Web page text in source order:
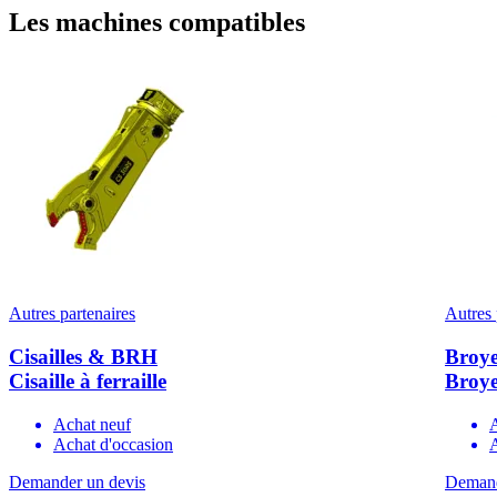
Les machines compatibles
Autres partenaires
Cisailles & BRH
Cisaille à ferraille
Achat neuf
Achat d'occasion
Demander un devis
Autres